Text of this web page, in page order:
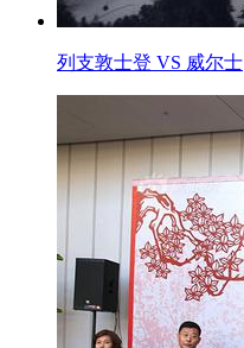
列支敦士登 VS 威尔士